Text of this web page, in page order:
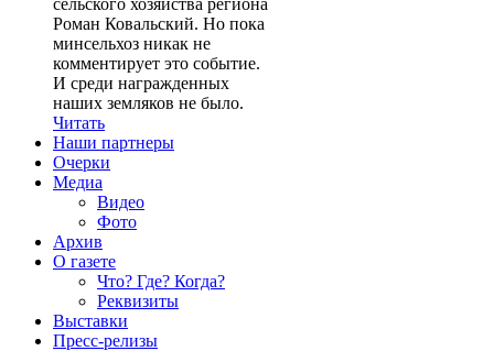
сельского хозяйства региона
Роман Ковальский. Но пока
минсельхоз никак не
комментирует это событие.
И среди награжденных
наших земляков не было.
Читать
Наши партнеры
Очерки
Медиа
Видео
Фото
Архив
О газете
Что? Где? Когда?
Реквизиты
Выставки
Пресс-релизы